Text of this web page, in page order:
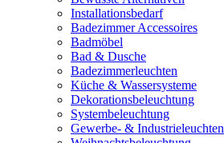
Installationsbedarf
Badezimmer Accessoires
Badmöbel
Bad & Dusche
Badezimmerleuchten
Küche & Wassersysteme
Dekorationsbeleuchtung
Systembeleuchtung
Gewerbe- & Industrieleuchten